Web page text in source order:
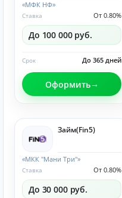
«МФК НФ»
От 0.80%
Ставка
До 100 000 руб.
До 365 дней
Срок
Оформить
Займ(Fin5)
«МКК "Мани Три"»
От 0.80%
Ставка
До 30 000 руб.